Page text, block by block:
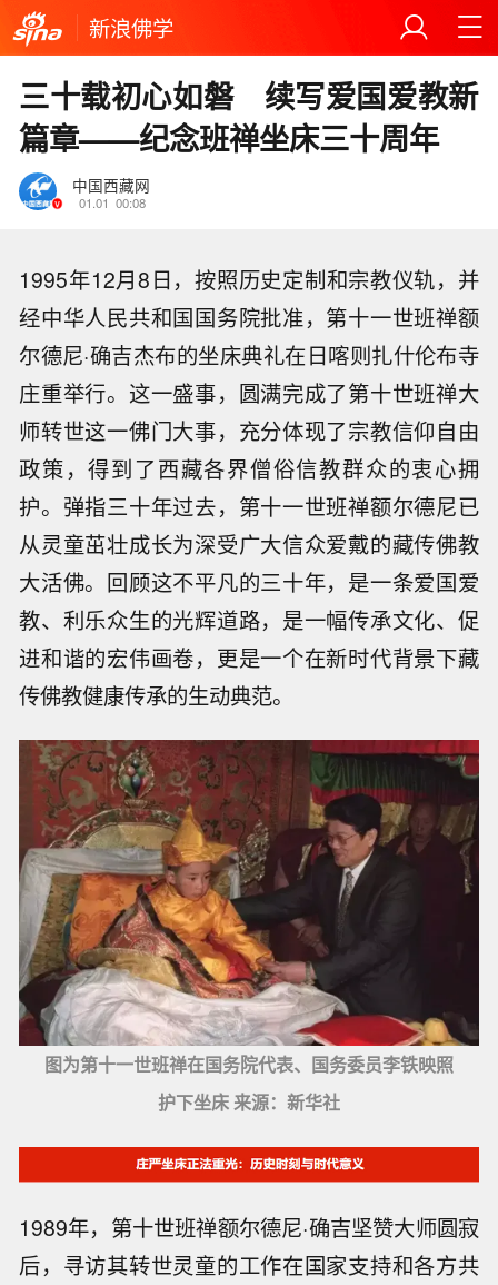
新浪佛学
三十载初心如磐 续写爱国爱教新
篇章——纪念班禅坐床三十周年
中国西藏网
01.01 00:08
1995年12月8日，按照历史定制和宗教仪轨，并
经中华人民共和国国务院批准，第十一世班禅额
尔德尼·确吉杰布的坐床典礼在日喀则扎什伦布寺
庄重举行。这一盛事，圆满完成了第十世班禅大
师转世这一佛门大事，充分体现了宗教信仰自由
政策，得到了西藏各界僧俗信教群众的衷心拥
护。弹指三十年过去，第十一世班禅额尔德尼已
从灵童茁壮成长为深受广大信众爱戴的藏传佛教
大活佛。回顾这不平凡的三十年，是一条爱国爱
教、利乐众生的光辉道路，是一幅传承文化、促
进和谐的宏伟画卷，更是一个在新时代背景下藏
传佛教健康传承的生动典范。
图为第十一世班禅在国务院代表、国务委员李铁映照
护下坐床 来源：新华社
1989年，第十世班禅额尔德尼·确吉坚赞大师圆寂
后，寻访其转世灵童的工作在国家支持和各方共